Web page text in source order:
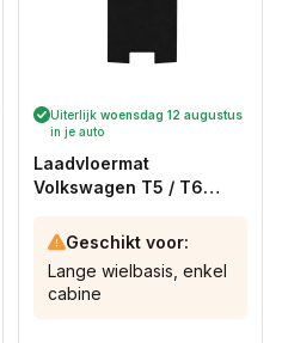
Uiterlijk woensdag 12 augustus
in je auto
Laadvloermat
Volkswagen T5 / T6
Geschikt voor:
Lange wielbasis, enkel
cabine